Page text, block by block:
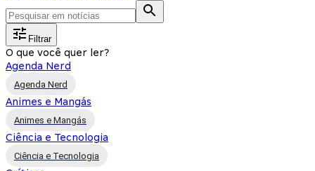
Filtrar
O que você quer ler?
Agenda Nerd
Agenda Nerd
Animes e Mangás
Animes e Mangás
Ciência e Tecnologia
Ciência e Tecnologia